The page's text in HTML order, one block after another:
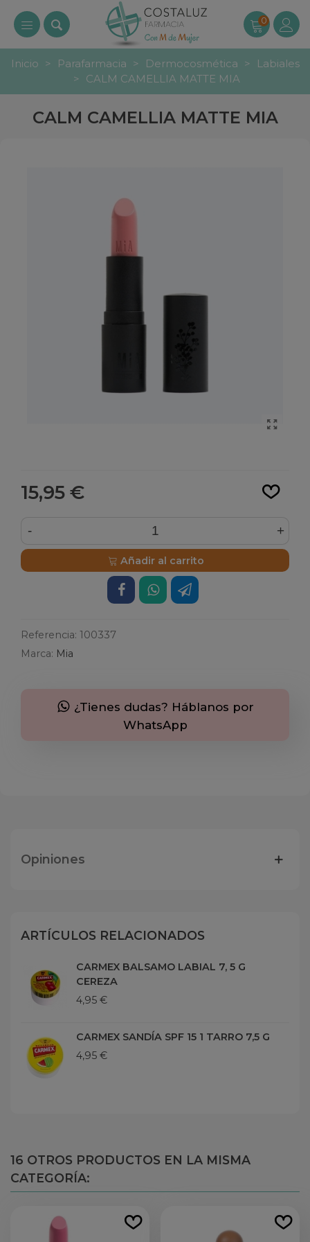
0
Inicio > Parafarmacia > Dermocosmética >
Labiales
>
CALM CAMELLIA MATTE MIA
CALM CAMELLIA MATTE MIA
15,95 €
- +
Añadir al carrito
Referencia: 100337
Marca: Mia
¿Tienes dudas? Háblanos por
WhatsApp
Opiniones
ARTÍCULOS RELACIONADOS
CARMEX BALSAMO LABIAL 7, 5 G
CEREZA
4,95 €
CARMEX SANDÍA SPF 15 1 TARRO 7,5 G
4,95 €
16 OTROS PRODUCTOS EN LA MISMA
CATEGORÍA: